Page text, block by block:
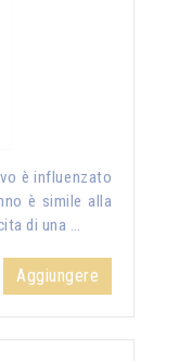
è influenzato
è simile alla
di una …
Aggiungere